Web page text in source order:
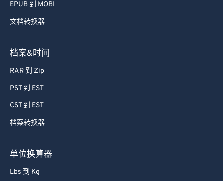
EPUB 到 MOBI
文档转换器
档案&时间
RAR 到 Zip
PST 到 EST
CST 到 EST
档案转换器
单位换算器
Lbs 到 Kg